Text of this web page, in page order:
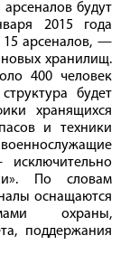
будут
2015 года
15 арсеналов, —
хранилищ.
400 человек
будет
хранящихся
и техники
По словам
оснащаются
охраны,
поддержания